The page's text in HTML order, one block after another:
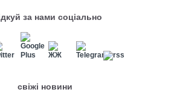
за нами соціально
свіжі новини